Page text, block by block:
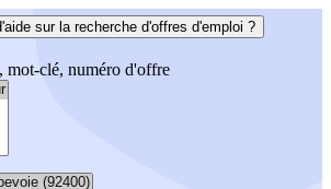
sur la recherche d'offres d'emploi ?
mot-clé, numéro d'offre